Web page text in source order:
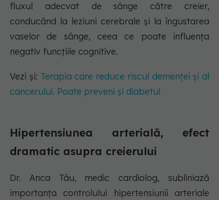
fluxul adecvat de sânge către creier,
conducând la leziuni cerebrale și la îngustarea
vaselor de sânge, ceea ce poate influența
negativ funcțiile cognitive.
Vezi și: Terapia care reduce riscul demenței și al
cancerului. Poate preveni și diabetul
Hipertensiunea arterială, efect
dramatic asupra creierului
Dr. Anca Tâu, medic cardiolog, subliniază
importanța controlului hipertensiunii arteriale